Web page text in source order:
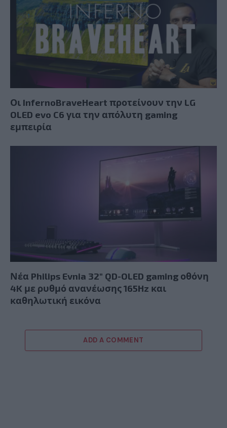
Οι InfernoBraveHeart προτείνουν την LG
OLED evo C6 για την απόλυτη gaming
εμπειρία
Νέα Philips Evnia 32″ QD-OLED gaming οθόνη
4K με ρυθμό ανανέωσης 165Hz και
καθηλωτική εικόνα
ADD A COMMENT